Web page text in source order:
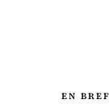
EN BREF